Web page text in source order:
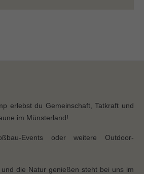
erlebst du Gemeinschaft, Tatkraft und
im Münsterland!
Events oder weitere Outdoor-
die Natur genießen steht bei uns im